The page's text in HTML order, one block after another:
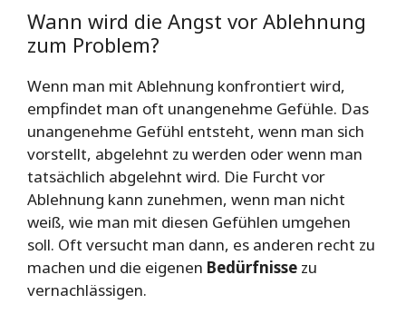
Wann wird die Angst vor Ablehnung
zum Problem?
Wenn man mit Ablehnung konfrontiert wird,
empfindet man oft unangenehme Gefühle. Das
unangenehme Gefühl entsteht, wenn man sich
vorstellt, abgelehnt zu werden oder wenn man
tatsächlich abgelehnt wird. Die Furcht vor
Ablehnung kann zunehmen, wenn man nicht
weiß, wie man mit diesen Gefühlen umgehen
soll. Oft versucht man dann, es anderen recht zu
machen und die eigenen Bedürfnisse zu
vernachlässigen.